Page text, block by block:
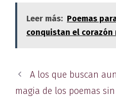
Leer más: Poemas
conquistan el corazón
A los que buscan
magia de los poemas